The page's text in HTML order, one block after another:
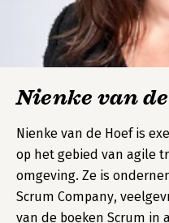
Nienke van
Nienke van de Hoef is
op het gebied van agile
omgeving. Ze is
Scrum Company,
van de boeken Scrum in